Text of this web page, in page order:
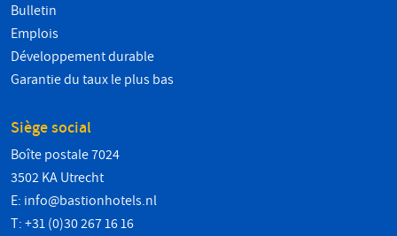
Bulletin
Emplois
Développement durable
Garantie du taux le plus bas
Siège social
Boîte postale 7024
3502 KA Utrecht
E: info@bastionhotels.nl
T: +31 (0)30 267 16 16